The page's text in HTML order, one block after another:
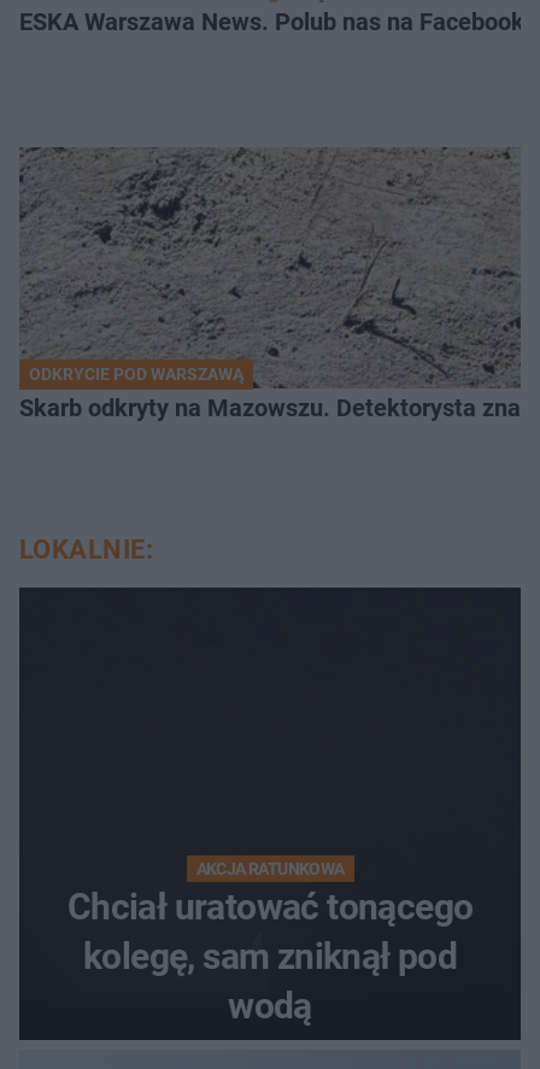
ESKA Warszawa News. Polub nas na
ODKRYCIE POD WARSZAWĄ
Skarb odkryty na Mazowszu. Detektorysta
LOKALNIE:
AKCJA RATUNKOWA
Chciał uratować tonącego
kolegę, sam zniknął pod
wodą